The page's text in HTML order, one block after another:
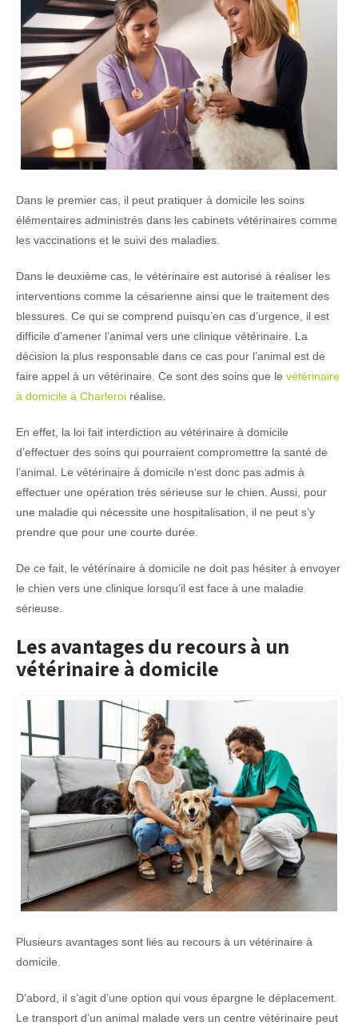
Dans le premier cas, il peut pratiquer à domicile les soins
élémentaires administrés dans les cabinets vétérinaires comme
les vaccinations et le suivi des maladies.
Dans le deuxième cas, le vétérinaire est autorisé à réaliser les
interventions comme la césarienne ainsi que le traitement des
blessures. Ce qui se comprend puisqu’en cas d’urgence, il est
difficile d’amener l’animal vers une clinique vétérinaire. La
décision la plus responsable dans ce cas pour l’animal est de
faire appel à un vétérinaire. Ce sont des soins que le vétérinaire
à domicile à Charleroi réalise.
En effet, la loi fait interdiction au vétérinaire à domicile
d’effectuer des soins qui pourraient compromettre la santé de
l’animal. Le vétérinaire à domicile n’est donc pas admis à
effectuer une opération très sérieuse sur le chien. Aussi, pour
une maladie qui nécessite une hospitalisation, il ne peut s’y
prendre que pour une courte durée.
De ce fait, le vétérinaire à domicile ne doit pas hésiter à envoyer
le chien vers une clinique lorsqu’il est face à une maladie
sérieuse.
Les avantages du recours à un
vétérinaire à domicile
Plusieurs avantages sont liés au recours à un vétérinaire à
domicile.
D’abord, il s’agit d’une option qui vous épargne le déplacement.
Le transport d’un animal malade vers un centre vétérinaire peut